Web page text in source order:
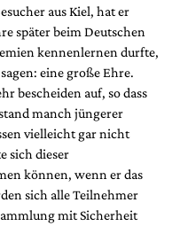
aus Kiel, hat er
später beim Deutschen
kennenlernen durfte,
eine große Ehre.
bescheiden auf, so dass
manch jüngerer
vielleicht gar nicht
sich dieser
können, wenn er das
sich alle Teilnehmer
mit Sicherheit